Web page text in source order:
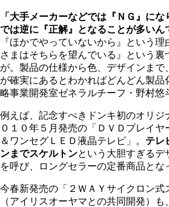
「大手メーカーなどでは『ＮＧ』に
では逆に『正解』となることが多いん
『ほかでやっていないから』という
さまはそちらを望んでいる』という裏
が。製品の仕様から色、デザインまで
が確実にあるとわかればどんどん製
略事業開発室ゼネラルチーフ・野村悠
例えば、記念すべきドンキ初のオリジ
０１０年５月発売の「ＤＶＤプレイ
＆ワンセグＬＥＤ液晶テレビ」。 テレ
ンまでスケルトンという大胆すぎるデ
を呼び、ロングセラーの定番商品とな
今春新発売の「２ＷＡＹサイクロン式
（アイリスオーヤマとの共同開発）